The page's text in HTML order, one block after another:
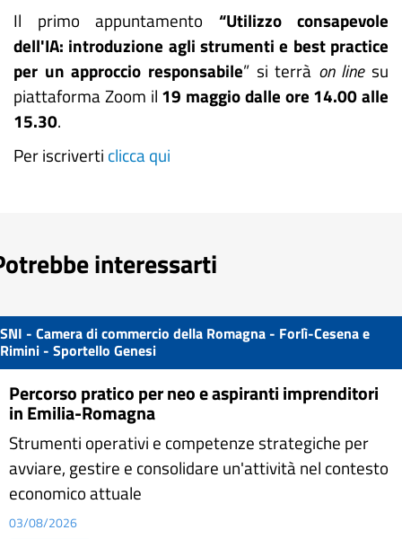
Il primo appuntamento “Utilizzo consapevole
dell'IA: introduzione agli strumenti e best practice
per un approccio responsabile” si terrà on linesu
piattaforma Zoom il 19 maggio dalle ore 14.00 alle
15.30.
Per iscriverti clicca qui
interessarti
SNI - Camera di commercio della Romagna - Forlì-Cesena e
Rimini - Sportello Genesi
Percorso pratico per neo e aspiranti imprenditori
in Emilia-Romagna
Strumenti operativi e competenze strategiche per
avviare, gestire e consolidare un'attività nel contesto
economico attuale
03/08/2026